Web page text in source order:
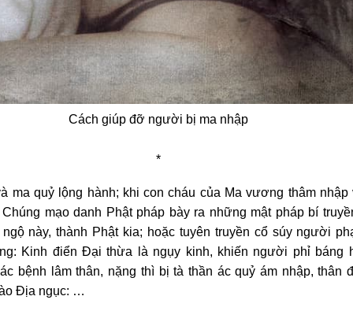
Cách giúp đỡ người bị ma nhập
*
ma quỷ lộng hành; khi con cháu của Ma vương thâm
mạo danh Phật pháp bày ra những mật pháp bí
ngộ này, thành Phật kia; hoặc tuyên truyền cổ súy người
Kinh điển Đại thừa là ngụy kinh, khiến người phỉ báng
bệnh lâm thân, nặng thì bị tà thần ác quỷ ám nhập, thân
Địa ngục: …